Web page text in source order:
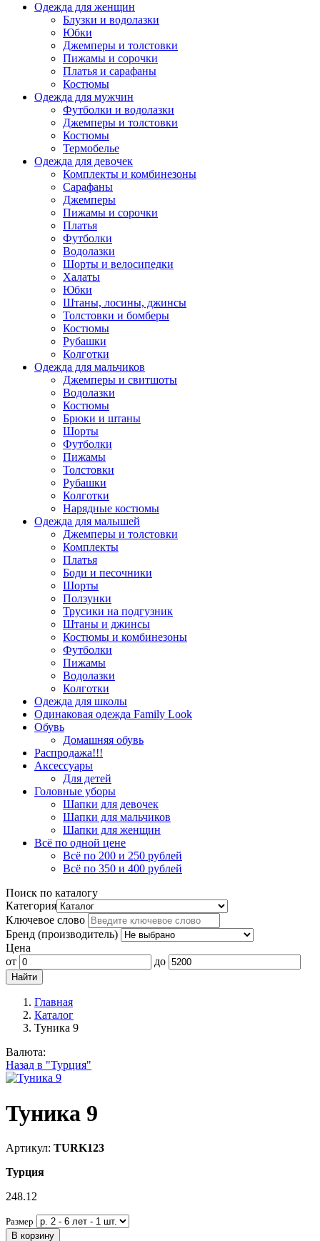
Одежда для женщин
Блузки и водолазки
Юбки
Джемперы и толстовки
Пижамы и сорочки
Платья и сарафаны
Костюмы
Одежда для мужчин
Футболки и водолазки
Джемперы и толстовки
Костюмы
Термобелье
Одежда для девочек
Комплекты и комбинезоны
Сарафаны
Джемперы
Пижамы и сорочки
Платья
Футболки
Водолазки
Шорты и велосипедки
Халаты
Юбки
Штаны, лосины, джинсы
Толстовки и бомберы
Костюмы
Рубашки
Колготки
Одежда для мальчиков
Джемперы и свитшоты
Водолазки
Костюмы
Брюки и штаны
Шорты
Футболки
Пижамы
Толстовки
Рубашки
Колготки
Нарядные костюмы
Одежда для малышей
Джемперы и толстовки
Комплекты
Платья
Боди и песочники
Шорты
Ползунки
Трусики на подгузник
Штаны и джинсы
Костюмы и комбинезоны
Футболки
Пижамы
Водолазки
Колготки
Одежда для школы
Одинаковая одежда Family Look
Обувь
Домашняя обувь
Распродажа!!!
Аксессуары
Для детей
Головные уборы
Шапки для девочек
Шапки для мальчиков
Шапки для женщин
Всё по одной цене
Всё по 200 и 250 рублей
Всё по 350 и 400 рублей
Поиск по каталогу
Категория
Ключевое слово
Бренд (производитель)
Цена
от
до
Главная
Каталог
Туника 9
Валюта:
Назад в "Турция"
Туника 9
Артикул: TURK123
Турция
248.12
Размер
В корзину